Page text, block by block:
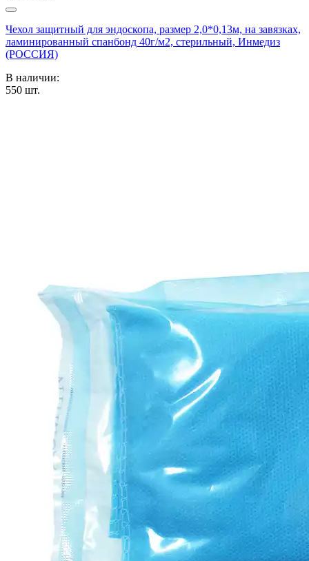
Чехол защитный для эндоскопа, размер 2,0*0,13м, на завязках,
ламинированный спанбонд 40г/м2, стерильный, Инмедиз
(РОССИЯ)
В наличии:
550 шт.